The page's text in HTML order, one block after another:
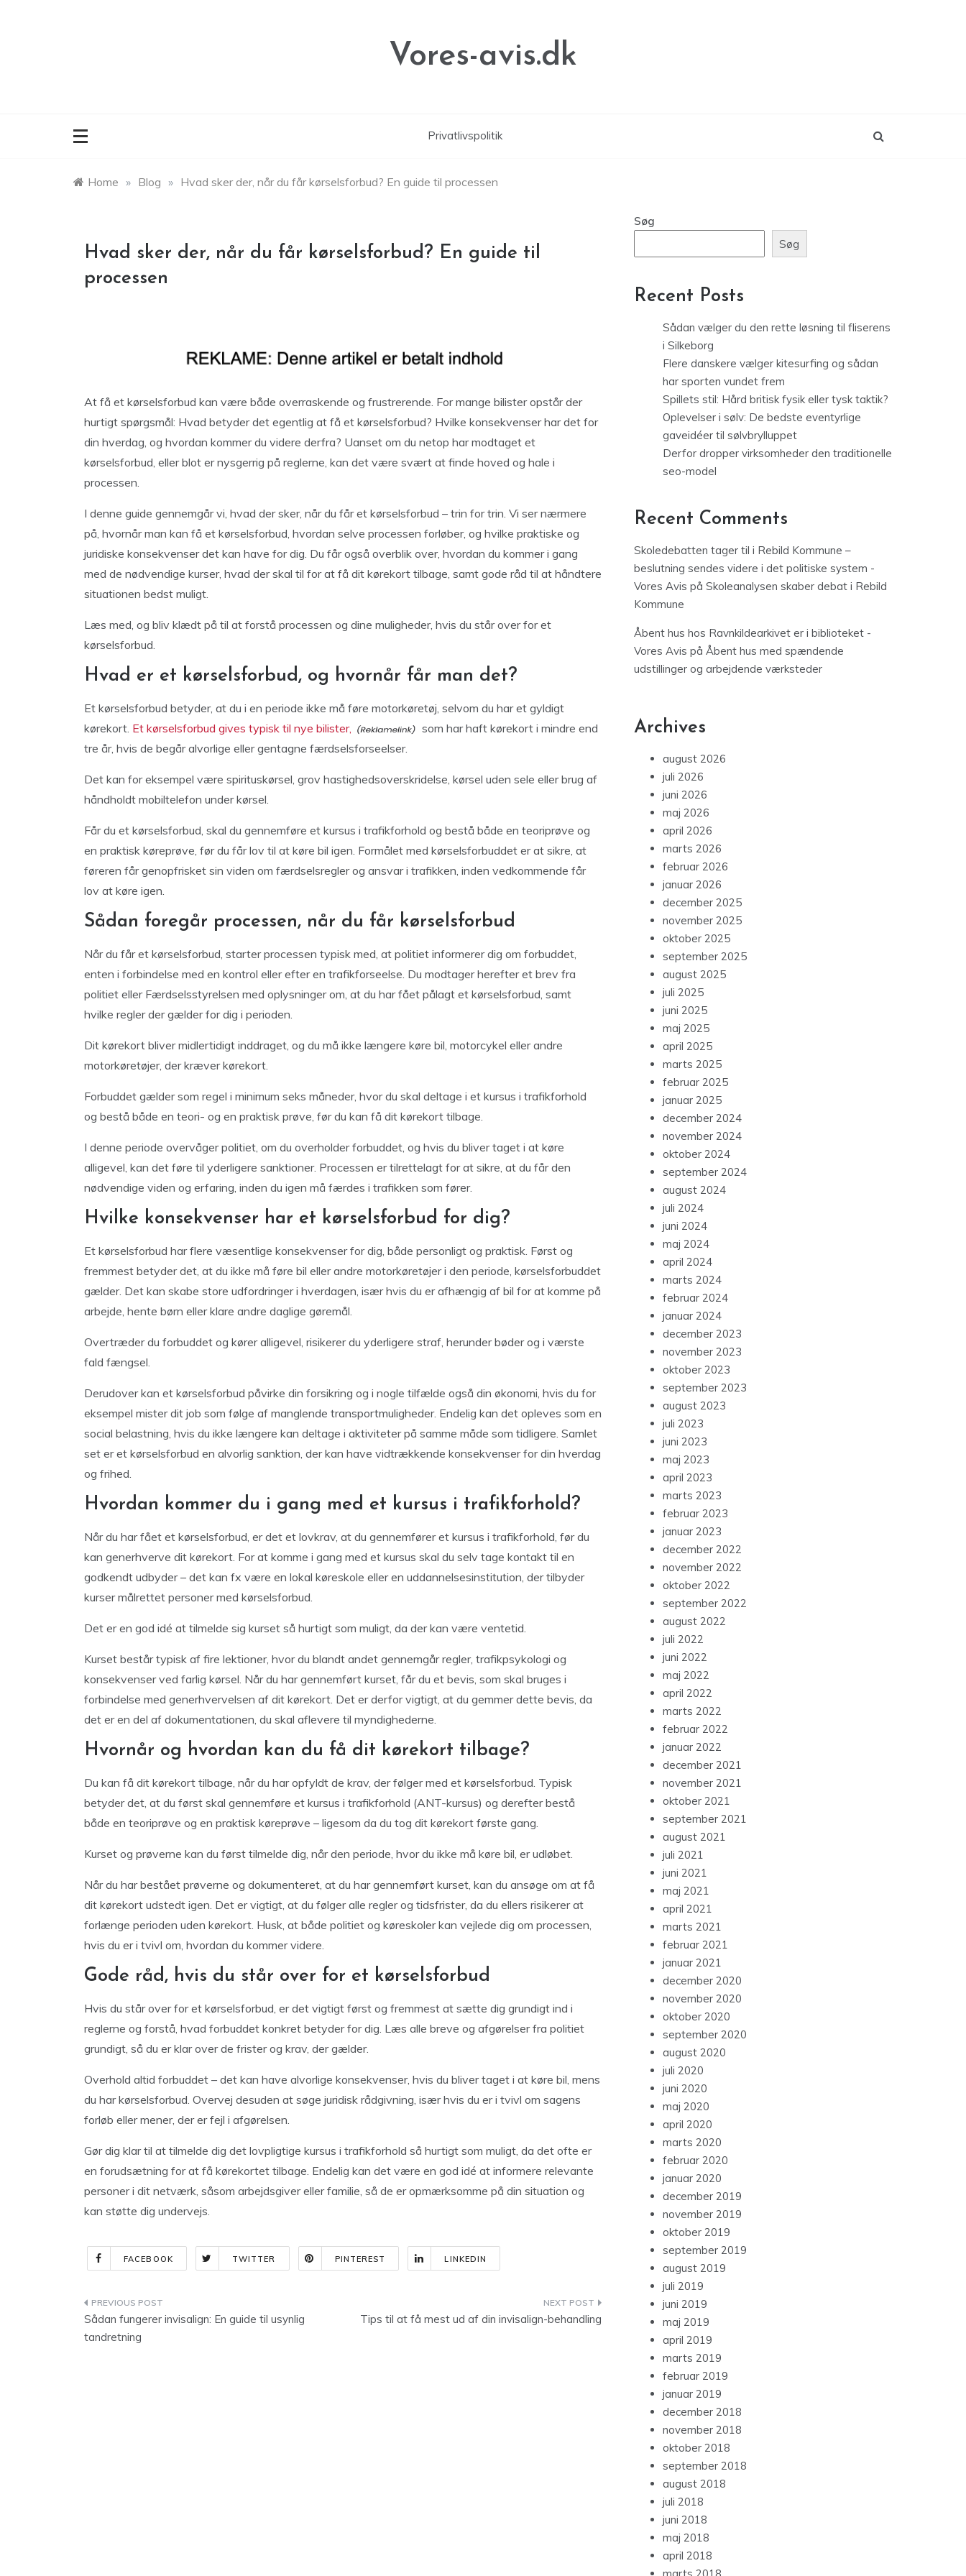
Vores-avis.dk
Privatlivspolitik
Home » Blog » Hvad sker der, når du får kørselsforbud? En guide til processen
Hvad sker der, når du får kørselsforbud? En guide til
processen
At få et kørselsforbud kan være både overraskende og frustrerende. For mange bilister opstår der
hurtigt spørgsmål: Hvad betyder det egentlig at få et kørselsforbud? Hvilke konsekvenser har det for
din hverdag, og hvordan kommer du videre derfra? Uanset om du netop har modtaget et
kørselsforbud, eller blot er nysgerrig på reglerne, kan det være svært at finde hoved og hale i
processen.
I denne guide gennemgår vi, hvad der sker, når du får et kørselsforbud – trin for trin. Vi ser nærmere
på, hvornår man kan få et kørselsforbud, hvordan selve processen forløber, og hvilke praktiske og
juridiske konsekvenser det kan have for dig. Du får også overblik over, hvordan du kommer i gang
med de nødvendige kurser, hvad der skal til for at få dit kørekort tilbage, samt gode råd til at håndtere
situationen bedst muligt.
Læs med, og bliv klædt på til at forstå processen og dine muligheder, hvis du står over for et
kørselsforbud.
Hvad er et kørselsforbud, og hvornår får man det?
Et kørselsforbud betyder, at du i en periode ikke må føre motorkøretøj, selvom du har et gyldigt
kørekort. Et kørselsforbud gives typisk til nye bilister,
som har haft kørekort i mindre end
tre år, hvis de begår alvorlige eller gentagne færdselsforseelser.
Det kan for eksempel være spirituskørsel, grov hastighedsoverskridelse, kørsel uden sele eller brug af
håndholdt mobiltelefon under kørsel.
Får du et kørselsforbud, skal du gennemføre et kursus i trafikforhold og bestå både en teoriprøve og
en praktisk køreprøve, før du får lov til at køre bil igen. Formålet med kørselsforbuddet er at sikre, at
føreren får genopfrisket sin viden om færdselsregler og ansvar i trafikken, inden vedkommende får
lov at køre igen.
Sådan foregår processen, når du får kørselsforbud
Når du får et kørselsforbud, starter processen typisk med, at politiet informerer dig om forbuddet,
enten i forbindelse med en kontrol eller efter en trafikforseelse. Du modtager herefter et brev fra
politiet eller Færdselsstyrelsen med oplysninger om, at du har fået pålagt et kørselsforbud, samt
hvilke regler der gælder for dig i perioden.
Dit kørekort bliver midlertidigt inddraget, og du må ikke længere køre bil, motorcykel eller andre
motorkøretøjer, der kræver kørekort.
Forbuddet gælder som regel i minimum seks måneder, hvor du skal deltage i et kursus i trafikforhold
og bestå både en teori- og en praktisk prøve, før du kan få dit kørekort tilbage.
I denne periode overvåger politiet, om du overholder forbuddet, og hvis du bliver taget i at køre
alligevel, kan det føre til yderligere sanktioner. Processen er tilrettelagt for at sikre, at du får den
nødvendige viden og erfaring, inden du igen må færdes i trafikken som fører.
Hvilke konsekvenser har et kørselsforbud for dig?
Et kørselsforbud har flere væsentlige konsekvenser for dig, både personligt og praktisk. Først og
fremmest betyder det, at du ikke må føre bil eller andre motorkøretøjer i den periode, kørselsforbuddet
gælder. Det kan skabe store udfordringer i hverdagen, især hvis du er afhængig af bil for at komme på
arbejde, hente børn eller klare andre daglige gøremål.
Overtræder du forbuddet og kører alligevel, risikerer du yderligere straf, herunder bøder og i værste
fald fængsel.
Derudover kan et kørselsforbud påvirke din forsikring og i nogle tilfælde også din økonomi, hvis du for
eksempel mister dit job som følge af manglende transportmuligheder. Endelig kan det opleves som en
social belastning, hvis du ikke længere kan deltage i aktiviteter på samme måde som tidligere. Samlet
set er et kørselsforbud en alvorlig sanktion, der kan have vidtrækkende konsekvenser for din hverdag
og frihed.
Hvordan kommer du i gang med et kursus i trafikforhold?
Når du har fået et kørselsforbud, er det et lovkrav, at du gennemfører et kursus i trafikforhold, før du
kan generhverve dit kørekort. For at komme i gang med et kursus skal du selv tage kontakt til en
godkendt udbyder – det kan fx være en lokal køreskole eller en uddannelsesinstitution, der tilbyder
kurser målrettet personer med kørselsforbud.
Det er en god idé at tilmelde sig kurset så hurtigt som muligt, da der kan være ventetid.
Kurset består typisk af fire lektioner, hvor du blandt andet gennemgår regler, trafikpsykologi og
konsekvenser ved farlig kørsel. Når du har gennemført kurset, får du et bevis, som skal bruges i
forbindelse med generhvervelsen af dit kørekort. Det er derfor vigtigt, at du gemmer dette bevis, da
det er en del af dokumentationen, du skal aflevere til myndighederne.
Hvornår og hvordan kan du få dit kørekort tilbage?
Du kan få dit kørekort tilbage, når du har opfyldt de krav, der følger med et kørselsforbud. Typisk
betyder det, at du først skal gennemføre et kursus i trafikforhold (ANT-kursus) og derefter bestå
både en teoriprøve og en praktisk køreprøve – ligesom da du tog dit kørekort første gang.
Kurset og prøverne kan du først tilmelde dig, når den periode, hvor du ikke må køre bil, er udløbet.
Når du har bestået prøverne og dokumenteret, at du har gennemført kurset, kan du ansøge om at få
dit kørekort udstedt igen. Det er vigtigt, at du følger alle regler og tidsfrister, da du ellers risikerer at
forlænge perioden uden kørekort. Husk, at både politiet og køreskoler kan vejlede dig om processen,
hvis du er i tvivl om, hvordan du kommer videre.
Gode råd, hvis du står over for et kørselsforbud
Hvis du står over for et kørselsforbud, er det vigtigt først og fremmest at sætte dig grundigt ind i
reglerne og forstå, hvad forbuddet konkret betyder for dig. Læs alle breve og afgørelser fra politiet
grundigt, så du er klar over de frister og krav, der gælder.
Overhold altid forbuddet – det kan have alvorlige konsekvenser, hvis du bliver taget i at køre bil, mens
du har kørselsforbud. Overvej desuden at søge juridisk rådgivning, især hvis du er i tvivl om sagens
forløb eller mener, der er fejl i afgørelsen.
Gør dig klar til at tilmelde dig det lovpligtige kursus i trafikforhold så hurtigt som muligt, da det ofte er
en forudsætning for at få kørekortet tilbage. Endelig kan det være en god idé at informere relevante
personer i dit netværk, såsom arbejdsgiver eller familie, så de er opmærksomme på din situation og
kan støtte dig undervejs.
FACEBOOK TWITTER PINTEREST LINKEDIN
Indlægsnavigation
Sådan fungerer invisalign: En guide til usynlig
tandretning
Tips til at få mest ud af din invisalign-behandling
Søg
Søg
Recent Posts
Sådan vælger du den rette løsning til fliserens
i Silkeborg
Flere danskere vælger kitesurfing og sådan
har sporten vundet frem
Spillets stil: Hård britisk fysik eller tysk taktik?
Oplevelser i sølv: De bedste eventyrlige
gaveidéer til sølvbrylluppet
Derfor dropper virksomheder den traditionelle
seo-model
Recent Comments
Skoledebatten tager til i Rebild Kommune –
beslutning sendes videre i det politiske system -
Vores Avis på Skoleanalysen skaber debat i Rebild
Kommune
Åbent hus hos Ravnkildearkivet er i biblioteket -
Vores Avis på Åbent hus med spændende
udstillinger og arbejdende værksteder
Archives
august 2026
juli 2026
juni 2026
maj 2026
april 2026
marts 2026
februar 2026
januar 2026
december 2025
november 2025
oktober 2025
september 2025
august 2025
juli 2025
juni 2025
maj 2025
april 2025
marts 2025
februar 2025
januar 2025
december 2024
november 2024
oktober 2024
september 2024
august 2024
juli 2024
juni 2024
maj 2024
april 2024
marts 2024
februar 2024
januar 2024
december 2023
november 2023
oktober 2023
september 2023
august 2023
juli 2023
juni 2023
maj 2023
april 2023
marts 2023
februar 2023
januar 2023
december 2022
november 2022
oktober 2022
september 2022
august 2022
juli 2022
juni 2022
maj 2022
april 2022
marts 2022
februar 2022
januar 2022
december 2021
november 2021
oktober 2021
september 2021
august 2021
juli 2021
juni 2021
maj 2021
april 2021
marts 2021
februar 2021
januar 2021
december 2020
november 2020
oktober 2020
september 2020
august 2020
juli 2020
juni 2020
maj 2020
april 2020
marts 2020
februar 2020
januar 2020
december 2019
november 2019
oktober 2019
september 2019
august 2019
juli 2019
juni 2019
maj 2019
april 2019
marts 2019
februar 2019
januar 2019
december 2018
november 2018
oktober 2018
september 2018
august 2018
juli 2018
juni 2018
maj 2018
april 2018